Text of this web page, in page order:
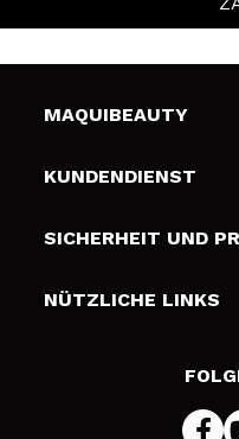
MAQUIBEAUTY
Über uns
Geschenkkarten
KUNDENDIENST
Liefer- und
Zahlung
SICHERHEIT UND
Bedingungen und
NÜTZLICHE LINKS